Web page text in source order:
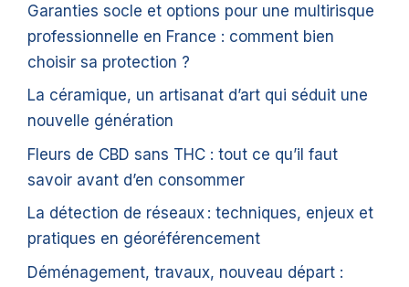
Garanties socle et options pour une multirisque
professionnelle en France : comment bien
choisir sa protection ?
La céramique, un artisanat d’art qui séduit une
nouvelle génération
Fleurs de CBD sans THC : tout ce qu’il faut
savoir avant d’en consommer
La détection de réseaux : techniques, enjeux et
pratiques en géoréférencement
Déménagement, travaux, nouveau départ :